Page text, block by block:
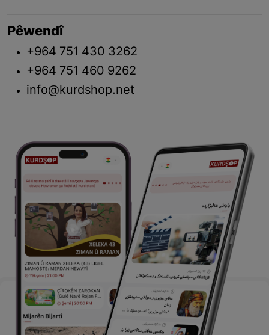
Pêwendî
+964 751 430 3262
+964 751 460 9262
info@kurdshop.net